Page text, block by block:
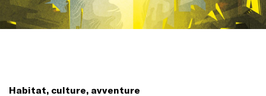
Habitat, culture, avventure